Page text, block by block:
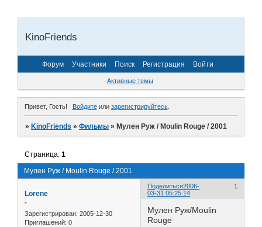
KinoFriends
Форум Участники Поиск Регистрация Войти
Активные темы
Привет, Гость! Войдитеили зарегистрируйтесь.
»KinoFriends »Фильмы »Мулен Руж / Moulin Rouge / 2001
Мулен Руж / Moulin Rouge / 2001
Страница:1
Поделиться 1
2006-
03-31 05:25:14
Lorene
-
Зарегистрирован: 2005-12-30
Приглашений: 0
Мулен Руж/Moulin
Rouge